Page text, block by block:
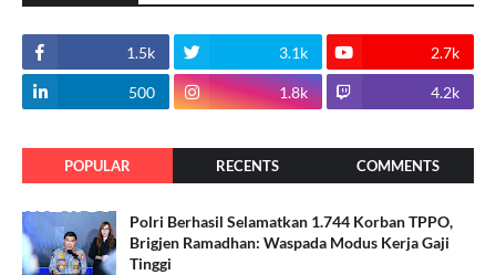
1.5k 3.1k 2.7k
500 1.8k 4.2k
POPULAR RECENTS COMMENTS
Polri Berhasil Selamatkan 1.744 Korban TPPO,
Brigjen Ramadhan: Waspada Modus Kerja Gaji
Tinggi